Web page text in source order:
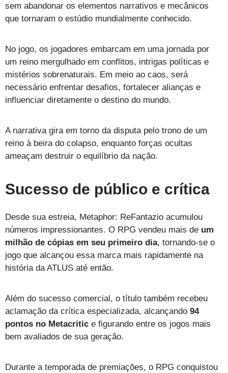
sem abandonar os elementos narrativos e mecânicos
que tornaram o estúdio mundialmente conhecido.
No jogo, os jogadores embarcam em uma jornada por
um reino mergulhado em conflitos, intrigas políticas e
mistérios sobrenaturais. Em meio ao caos, será
necessário enfrentar desafios, fortalecer alianças e
influenciar diretamente o destino do mundo.
A narrativa gira em torno da disputa pelo trono de um
reino à beira do colapso, enquanto forças ocultas
ameaçam destruir o equilíbrio da nação.
Sucesso de público e crítica
Desde sua estreia, Metaphor: ReFantazio acumulou
números impressionantes. O RPG vendeu mais de um
milhão de cópias em seu primeiro dia, tornando-se o
jogo que alcançou essa marca mais rapidamente na
história da ATLUS até então.
Além do sucesso comercial, o título também recebeu
aclamação da crítica especializada, alcançando 94
pontos no Metacritic e figurando entre os jogos mais
bem avaliados de sua geração.
Durante a temporada de premiações, o RPG conquistou